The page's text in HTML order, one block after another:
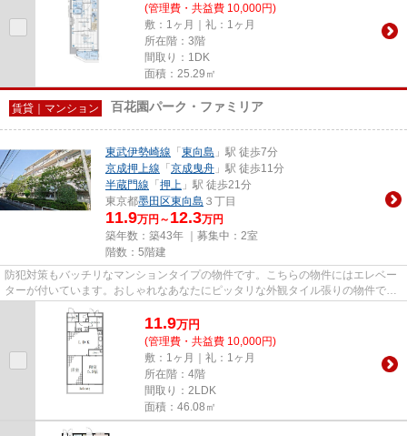
(管理費・共益費 10,000円)
敷：1ヶ月｜礼：1ヶ月
所在階：3階
間取り：1DK
面積：25.29㎡
賃貸｜マンション 百花園パーク・ファミリア
東武伊勢崎線 「 東向島 」駅 徒歩7分
京成押上線 「 京成曳舟 」駅 徒歩11分
半蔵門線 「 押上 」駅 徒歩21分
東京都墨田区東向島 ３丁目
11.9万円～ 12.3万円
築年数：築43年 ｜募集中： 2室
階数：5階建
防犯対策もバッチリなマンションタイプの物件です。こちらの物件にはエレベー
ターが付いています。おしゃれなあなたにピッタリな外観タイル張りの物件で
す。自宅から2駅利用できる、利...
11.9万円
(管理費・共益費 10,000円)
敷：1ヶ月｜礼：1ヶ月
所在階：4階
間取り：2LDK
面積：46.08㎡